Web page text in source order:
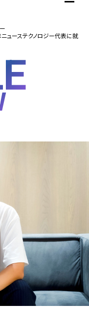
ューステクノロジー代表に就